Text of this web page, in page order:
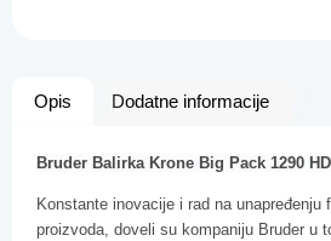
Opis Dodatne informacije
Bruder Balirka Krone Big Pack 1290
Konstante inovacije i rad na unapređenju
proizvoda, doveli su kompaniju Bruder u